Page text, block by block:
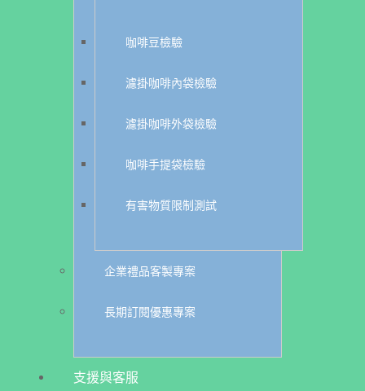
咖啡豆檢驗
濾掛咖啡內袋檢驗
濾掛咖啡外袋檢驗
咖啡手提袋檢驗
有害物質限制測試
企業禮品客製專案
長期訂閱優惠專案
支援與客服